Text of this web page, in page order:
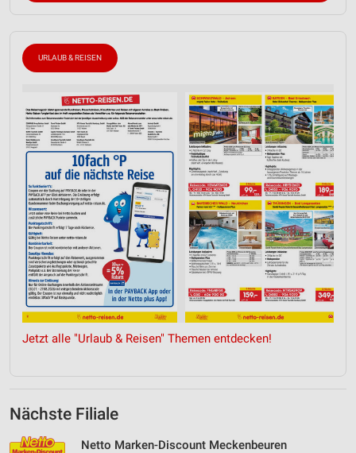
URLAUB & REISEN
Jetzt alle "Urlaub & Reisen" Themen entdecken!
Nächste Filiale
Netto Marken-Discount Meckenbeuren